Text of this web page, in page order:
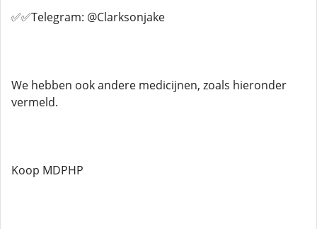
✅✅Telegram: @Clarksonjake
We hebben ook andere medicijnen, zoals hieronder
vermeld.
Koop MDPHP